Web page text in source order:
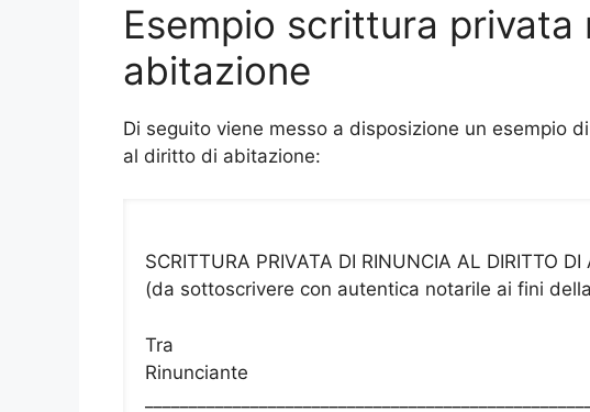
Esempio scrittura
abitazione
Di seguito viene messo a disposizione un esempio
al diritto di abitazione:
SCRITTURA PRIVATA DI RINUNCIA AL DIRITTO DI
(da sottoscrivere con autentica notarile ai fini
Tra
Rinunciante